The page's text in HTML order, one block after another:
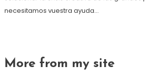
necesitamos vuestra ayuda…
More from my site